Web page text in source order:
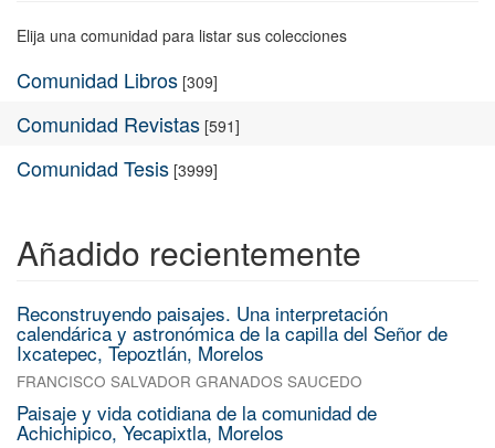
Elija una comunidad para listar sus colecciones
Comunidad Libros [309]
Comunidad Revistas [591]
Comunidad Tesis [3999]
Añadido recientemente
Reconstruyendo paisajes. Una interpretación
calendárica y astronómica de la capilla del Señor de
Ixcatepec, Tepoztlán, Morelos
FRANCISCO SALVADOR GRANADOS SAUCEDO
Paisaje y vida cotidiana de la comunidad de
Achichipico, Yecapixtla, Morelos